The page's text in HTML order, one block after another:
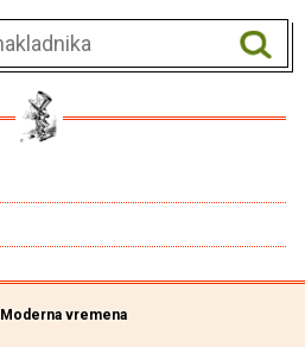
Moderna vremena